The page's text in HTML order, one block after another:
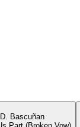
Bascuñan